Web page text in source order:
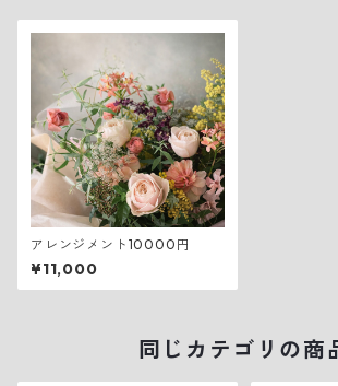
アレンジメント10000円
¥11,000
同じカテゴリの商